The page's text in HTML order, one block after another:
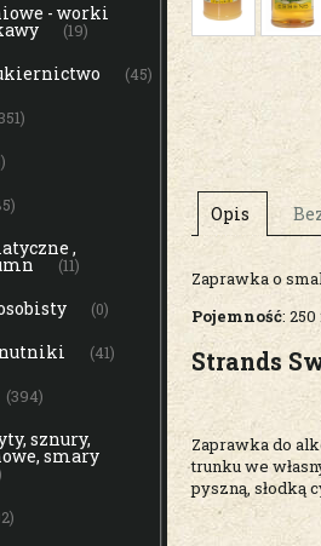
- worki
(19)
(45)
,
(11)
(0)
(41)
(394)
sznury,
smary
Opis
Zaprawka o
Pojemność:
Strands
Zaprawka do
trunku we
pyszną, słodką